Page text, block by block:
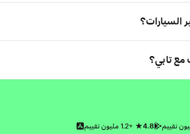
السيارات؟
مع تابي؟
4.8 +1.2 مليون تقييم